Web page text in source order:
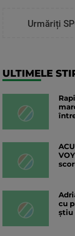
Urmăriți
ULTIMELE
cu
știu